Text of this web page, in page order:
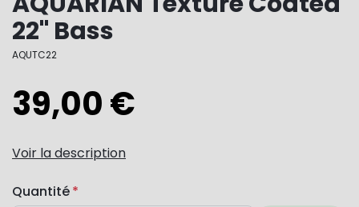
22" Bass
AQUTC22
39,00 €
Voir la description
Quantité